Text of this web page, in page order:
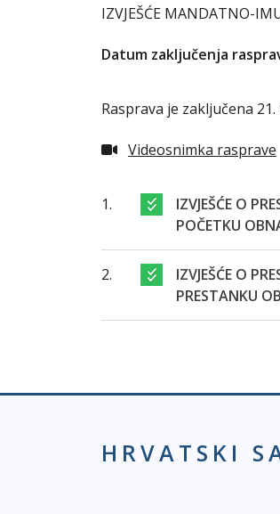
IZVJEŠĆE MANDATNO-
Datum zaključenja
Rasprava je zaključena
Videosnimka rasprave
1.
IZVJEŠĆE O
POČETKU
2.
IZVJEŠĆE O
PRESTANKU
HRVATSKI